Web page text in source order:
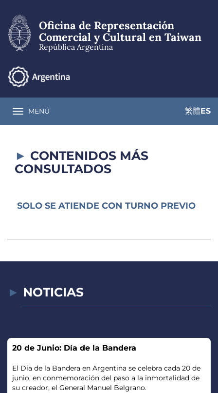
contenido
principal
Oficina de Representación
Comercial y Cultural en Taiwan
República Argentina
Toggle navigation
MENÚ 繁體ES
CONTENIDOS MÁS
CONSULTADOS
SOLO SE ATIENDE CON TURNO PREVIO
NOTICIAS
20 de Junio: Día de la Bandera
El Día de la Bandera en Argentina se celebra cada 20 de
junio, en conmemoración del paso a la inmortalidad de
su creador, el General Manuel Belgrano.